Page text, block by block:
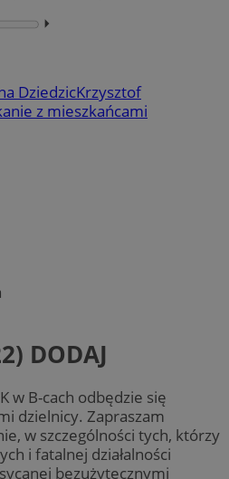
⏵︎
DziedzicKrzysztof
z mieszkańcami
DODAJ
w B-cach odbędzie się
dzielnicy. Zapraszam
w szczególności tych, którzy
i fatalnej działalności
bezużytecznymi